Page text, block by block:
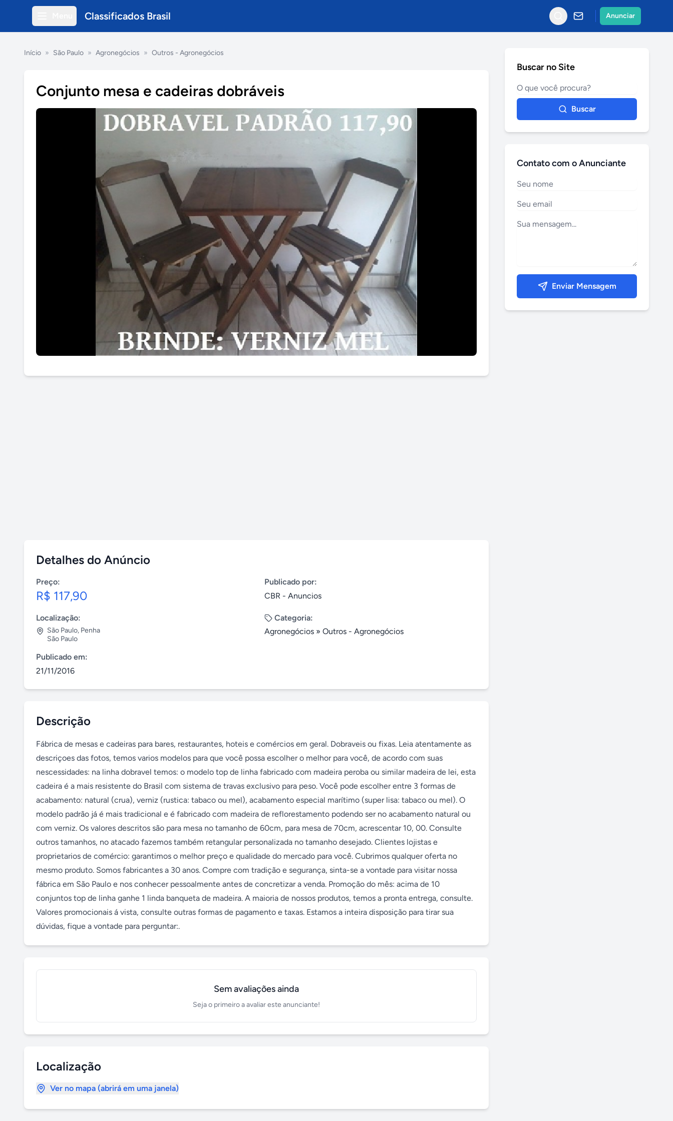
Classificados Brasil Anunciar
Início » São Paulo » Agronegócios » Outros - Agronegócios
Conjunto mesa e cadeiras dobráveis
Detalhes do Anúncio
Preço:
R$ 117,90
Publicado por:
CBR - Anuncios
Localização:
São Paulo, Penha
São Paulo
Categoria:
Agronegócios » Outros - Agronegócios
Publicado em:
21/11/2016
Descrição
Fábrica de mesas e cadeiras para bares, restaurantes, hoteis e comércios em geral. Dobraveis ou fixas. Leia atentamente as
descriçoes das fotos, temos varios modelos para que você possa escolher o melhor para você, de acordo com suas
nescessidades: na linha dobravel temos: o modelo top de linha fabricado com madeira peroba ou similar madeira de lei, esta
cadeira é a mais resistente do Brasil com sistema de travas exclusivo para peso. Você pode escolher entre 3 formas de
acabamento: natural (crua), verniz (rustica: tabaco ou mel), acabamento especial marítimo (super lisa: tabaco ou mel). O
modelo padrão já é mais tradicional e é fabricado com madeira de reflorestamento podendo ser no acabamento natural ou
com verniz. Os valores descritos são para mesa no tamanho de 60cm, para mesa de 70cm, acrescentar 10, 00. Consulte
outros tamanhos, no atacado fazemos também retangular personalizada no tamanho desejado. Clientes lojistas e
proprietarios de comércio: garantimos o melhor preço e qualidade do mercado para você. Cubrimos qualquer oferta no
mesmo produto. Somos fabricantes a 30 anos. Compre com tradição e segurança, sinta-se a vontade para visitar nossa
fábrica em São Paulo e nos conhecer pessoalmente antes de concretizar a venda. Promoção do mês: acima de 10
conjuntos top de linha ganhe 1 linda banqueta de madeira. A maioria de nossos produtos, temos a pronta entrega, consulte.
Valores promocionais á vista, consulte outras formas de pagamento e taxas. Estamos a inteira disposição para tirar sua
dúvidas, fique a vontade para perguntar:.
Sem avaliações ainda
Seja o primeiro a avaliar este anunciante!
Localização
Ver no mapa (abrirá em uma janela)
Buscar no Site
Buscar
Contato com o Anunciante
Enviar Mensagem